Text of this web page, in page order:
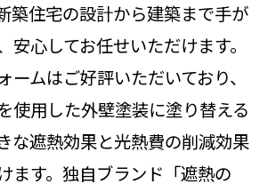
築住宅の設計から建築まで手が
安心してお任せいただけます。
ームはご好評いただいており、
使用した外壁塗装に塗り替える
な遮熱効果と光熱費の削減効果
ます。独自ブランド「遮熱の